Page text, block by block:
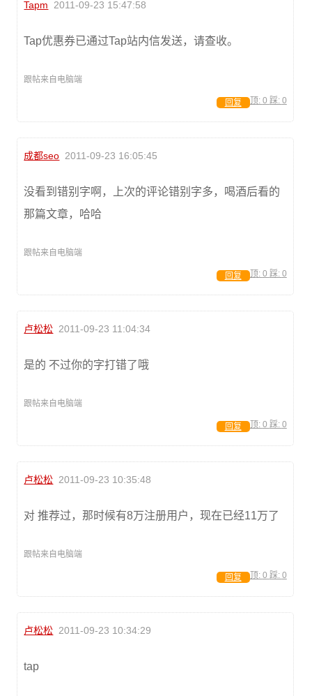
Tapm 2011-09-23 15:47:58
Tap优惠券已通过Tap站内信发送，请查收。
跟帖来自电脑端
顶: 0 踩: 0
回复
成都seo 2011-09-23 16:05:45
没看到错别字啊，上次的评论错别字多，喝酒后看的
那篇文章，哈哈
跟帖来自电脑端
顶: 0 踩: 0
回复
卢松松 2011-09-23 11:04:34
是的 不过你的字打错了哦
跟帖来自电脑端
顶: 0 踩: 0
回复
卢松松 2011-09-23 10:35:48
对 推荐过，那时候有8万注册用户，现在已经11万了
跟帖来自电脑端
顶: 0 踩: 0
回复
卢松松 2011-09-23 10:34:29
tap